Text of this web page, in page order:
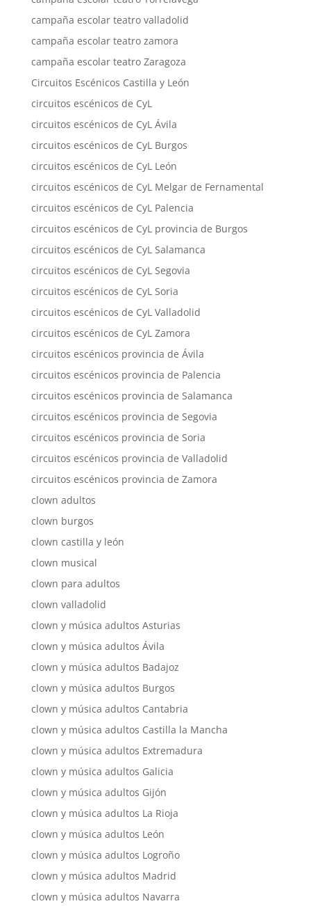
campaña escolar teatro valladolid
campaña escolar teatro zamora
campaña escolar teatro Zaragoza
Circuitos Escénicos Castilla y León
circuitos escénicos de CyL
circuitos escénicos de CyL Ávila
circuitos escénicos de CyL Burgos
circuitos escénicos de CyL León
circuitos escénicos de CyL Melgar de Fernamental
circuitos escénicos de CyL Palencia
circuitos escénicos de CyL provincia de Burgos
circuitos escénicos de CyL Salamanca
circuitos escénicos de CyL Segovia
circuitos escénicos de CyL Soria
circuitos escénicos de CyL Valladolid
circuitos escénicos de CyL Zamora
circuitos escénicos provincia de Ávila
circuitos escénicos provincia de Palencia
circuitos escénicos provincia de Salamanca
circuitos escénicos provincia de Segovia
circuitos escénicos provincia de Soria
circuitos escénicos provincia de Valladolid
circuitos escénicos provincia de Zamora
clown adultos
clown burgos
clown castilla y león
clown musical
clown para adultos
clown valladolid
clown y música adultos Asturias
clown y música adultos Ávila
clown y música adultos Badajoz
clown y música adultos Burgos
clown y música adultos Cantabria
clown y música adultos Castilla la Mancha
clown y música adultos Extremadura
clown y música adultos Galicia
clown y música adultos Gijón
clown y música adultos La Rioja
clown y música adultos León
clown y música adultos Logroño
clown y música adultos Madrid
clown y música adultos Navarra